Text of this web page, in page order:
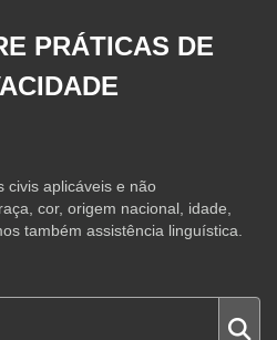
PRÁTICAS DE
civis aplicáveis e não
cor, origem nacional, idade,
também assistência linguística.